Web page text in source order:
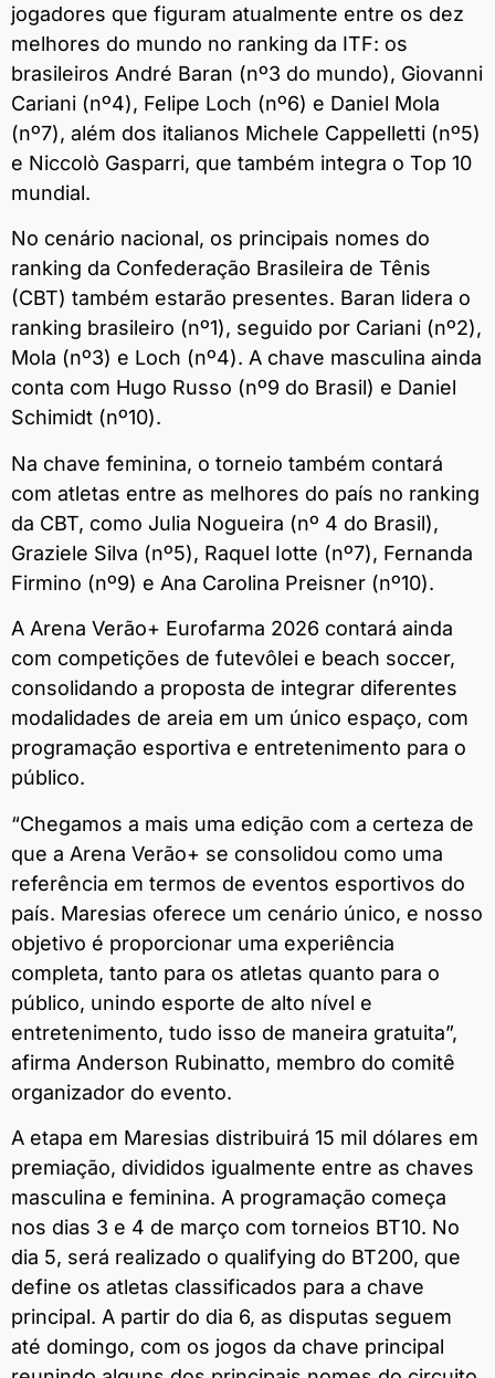
jogadores que figuram atualmente entre os dez
melhores do mundo no ranking da ITF: os
brasileiros André Baran (nº3 do mundo), Giovanni
Cariani (nº4), Felipe Loch (nº6) e Daniel Mola
(nº7), além dos italianos Michele Cappelletti (nº5)
e Niccolò Gasparri, que também integra o Top 10
mundial.
No cenário nacional, os principais nomes do
ranking da Confederação Brasileira de Tênis
(CBT) também estarão presentes. Baran lidera o
ranking brasileiro (nº1), seguido por Cariani (nº2),
Mola (nº3) e Loch (nº4). A chave masculina ainda
conta com Hugo Russo (nº9 do Brasil) e Daniel
Schimidt (nº10).
Na chave feminina, o torneio também contará
com atletas entre as melhores do país no ranking
da CBT, como Julia Nogueira (nº 4 do Brasil),
Graziele Silva (nº5), Raquel Iotte (nº7), Fernanda
Firmino (nº9) e Ana Carolina Preisner (nº10).
A Arena Verão+ Eurofarma 2026 contará ainda
com competições de futevôlei e beach soccer,
consolidando a proposta de integrar diferentes
modalidades de areia em um único espaço, com
programação esportiva e entretenimento para o
público.
“Chegamos a mais uma edição com a certeza de
que a Arena Verão+ se consolidou como uma
referência em termos de eventos esportivos do
país. Maresias oferece um cenário único, e nosso
objetivo é proporcionar uma experiência
completa, tanto para os atletas quanto para o
público, unindo esporte de alto nível e
entretenimento, tudo isso de maneira gratuita”,
afirma Anderson Rubinatto, membro do comitê
organizador do evento.
A etapa em Maresias distribuirá 15 mil dólares em
premiação, divididos igualmente entre as chaves
masculina e feminina. A programação começa
nos dias 3 e 4 de março com torneios BT10. No
dia 5, será realizado o qualifying do BT200, que
define os atletas classificados para a chave
principal. A partir do dia 6, as disputas seguem
até domingo, com os jogos da chave principal